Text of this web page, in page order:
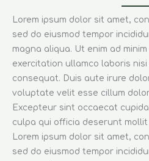
Lorem ipsum dolor sit amet,
sed do eiusmod tempor
magna aliqua. Ut enim ad
exercitation ullamco laboris
consequat. Duis aute irure
voluptate velit esse cillum
Excepteur sint occaecat
culpa qui officia deserunt
Lorem ipsum dolor sit amet,
sed do eiusmod tempor